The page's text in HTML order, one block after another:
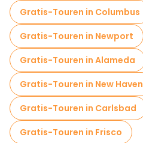
Gratis-Touren in Columbus
Gratis-Touren in Newport
Gratis-Touren in Alameda
Gratis-Touren in New Haven
Gratis-Touren in Carlsbad
Gratis-Touren in Frisco